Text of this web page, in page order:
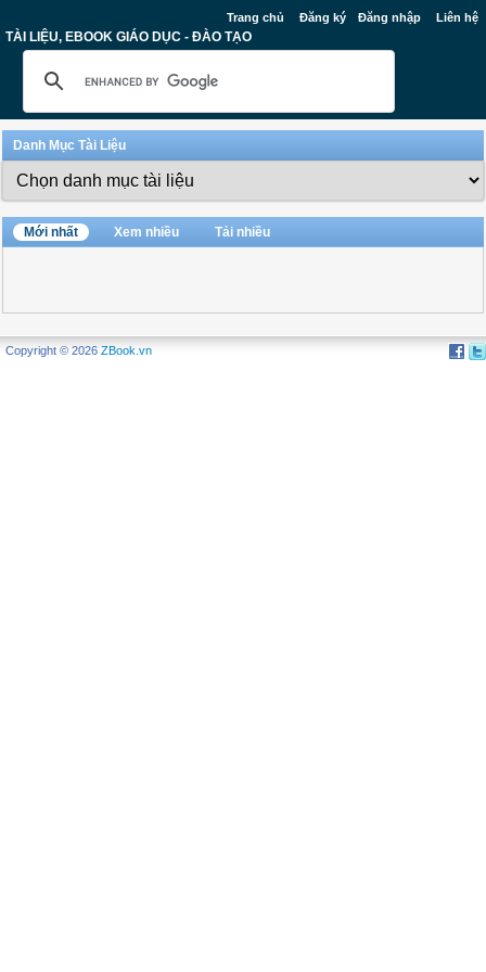
Trang chủ Đăng ký Đăng nhập Liên hệ
TÀI LIỆU, EBOOK GIÁO DỤC - ĐÀO TẠO
Danh Mục Tài Liệu
Mới nhất Xem nhiều Tải nhiều
Copyright © 2026 ZBook.vn